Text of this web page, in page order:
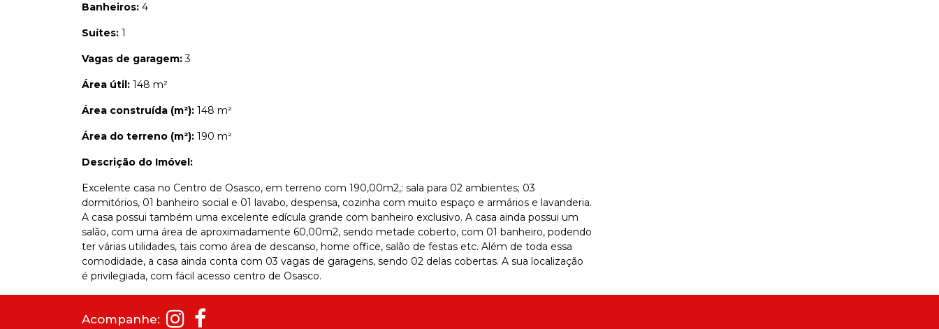
Banheiros: 4
Suítes: 1
Vagas de garagem:3
Área útil: 148 m²
Área construída (m²): 148 m²
Área do terreno (m²): 190 m²
Descrição do Imóvel:
Excelente casa no Centro de Osasco, em terreno com 190,00m2,: sala para 02 ambientes; 03
dormitórios, 01 banheiro social e 01 lavabo, despensa, cozinha com muito espaço e armários e lavanderia.
A casa possui também uma excelente edícula grande com banheiro exclusivo. A casa ainda possui um
salão, com uma área de aproximadamente 60,00m2, sendo metade coberto, com 01 banheiro, podendo
ter várias utilidades, tais como área de descanso, home office, salão de festas etc. Além de toda essa
comodidade, a casa ainda conta com 03 vagas de garagens, sendo 02 delas cobertas. A sua localização
é privilegiada, com fácil acesso centro de Osasco.
Acompanhe: